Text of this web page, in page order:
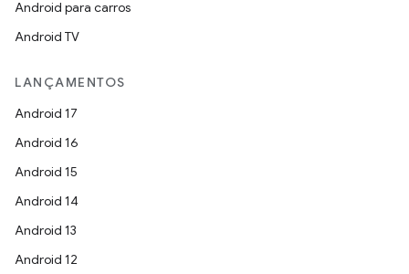
Android para carros
Android TV
LANÇAMENTOS
Android 17
Android 16
Android 15
Android 14
Android 13
Android 12